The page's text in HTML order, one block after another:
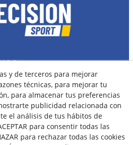
España
y de terceros para mejorar
técnicas, para mejorar tu
para almacenar tus preferencias
publicidad relacionada con
el análisis de tus hábitos de
para consentir todas las
para rechazar todas las cookies